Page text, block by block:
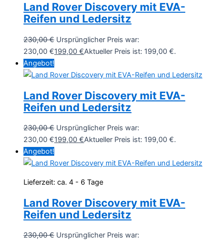
Land Rover Discovery mit EVA-
Reifen und Ledersitz
230,00€ Ursprünglicher Preis war:
230,00 €199,00 €Aktueller Preis ist: 199,00 €.
Angebot!
Land Rover Discovery mit EVA-
Reifen und Ledersitz
230,00€ Ursprünglicher Preis war:
230,00 €199,00 €Aktueller Preis ist: 199,00 €.
Angebot!
Lieferzeit: ca. 4 - 6 Tage
Land Rover Discovery mit EVA-
Reifen und Ledersitz
230,00€ Ursprünglicher Preis war: